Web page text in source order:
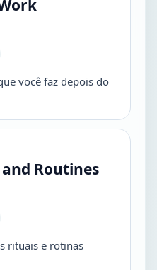
você faz depois do
Routines
rituais e rotinas